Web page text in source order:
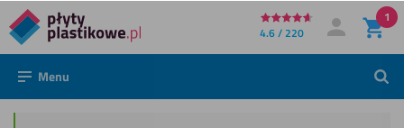
Bezpośrednio
do
treści
4.6 / 220 Moje konto
Zaloguj się
1
Menu